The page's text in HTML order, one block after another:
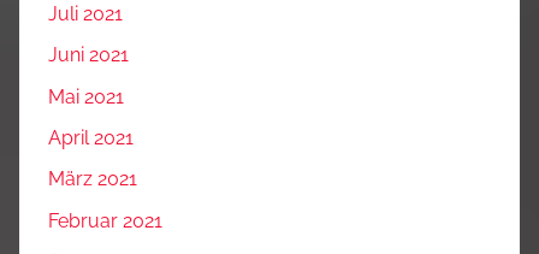
Juli 2021
Juni 2021
Mai 2021
April 2021
März 2021
Februar 2021